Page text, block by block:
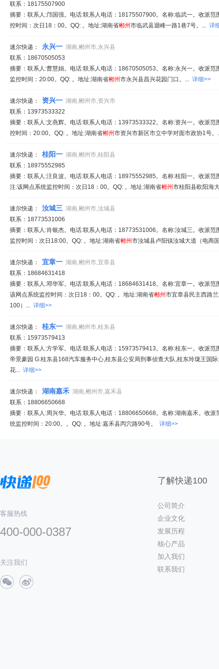
联系：18175507900
摘要：联系人:邝国强。电话:联系人电话：18175507900。名称:临武一。收派范
控时间：次日18：00。QQ: 。地址:湖南省郴州市临武县迴峰一路1巷7号。... 详
速尔快递： 永兴一 湖南,郴州市,永兴县
联系：18670505053
摘要：联系人:曹慧娟。电话:联系人电话：18670505053。名称:永兴一。收派范
监控时间：20:00。QQ: 。地址:湖南省郴州市永兴县昌兴花园门口。... 详细>>
速尔快递： 资兴一 湖南,郴州市,资兴市
联系：13973533322
摘要：联系人:文燕辉。电话:联系人电话：13973533322。名称:资兴一。收派范
控时间：20:00。QQ: 。地址:湖南省郴州市资兴市新区市立中学对面市政协1号
速尔快递： 桂阳一 湖南,郴州市,桂阳县
联系：18975552985
摘要：联系人:汪良波。电话:联系人电话：18975552985。名称:桂阳一。收派范
注:该网点系统监控时间：次日18：00。QQ: 。地址:湖南省郴州市桂阳县欧阳海
速尔快递： 汝城三 湖南,郴州市,汝城县
联系：18773531006
摘要：联系人:肖银杰。电话:联系人电话：18773531006。名称:汝城三。收派范
监控时间：次日18:00。QQ: 。地址:湖南省郴州市汝城县卢阳镇汝城大道（电商
速尔快递： 宜章一 湖南,郴州市,宜章县
联系：18684631418
摘要：联系人:邓华军。电话:联系人电话：18684631418。名称:宜章一。收派范
该网点系统监控时间：次日18：00。QQ: 。地址:湖南省郴州市宜章县民主西路
100）... 详细>>
速尔快递： 桂东一 湖南,郴州市,桂东县
联系：15973579413
摘要：联系人:方学军。电话:联系人电话：15973579413。名称:桂东一。收派范
帝景豪园 G:桂东县168汽车服务中心,桂东县公安局刑事侦查大队,桂东玲珑王国
花... 详细>>
速尔快递： 湖南嘉禾 湖南,郴州市,嘉禾县
联系：18806650668
摘要：联系人:周兴华。电话:联系人电话：18806650668。名称:湖南嘉禾。收派
统监控时间：20:00。。QQ: 。地址:嘉禾县丙穴路90号。 详细>>
客服热线
400-000-0387
关注我们
了解快递100
公司简介
企业文化
发展历程
核心产品
加入我们
联系我们